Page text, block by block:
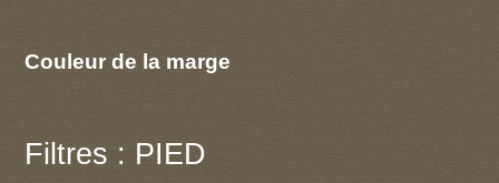
Couleur de la marge
Filtres : PIED